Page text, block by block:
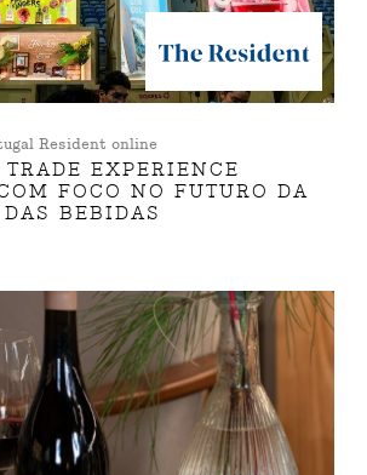
Resident online
EXPERIENCE
FOCO NO FUTURO DA
BEBIDAS